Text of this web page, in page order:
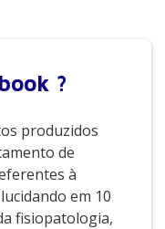
?
produzidos
de
à
em 10
fisiopatologia,